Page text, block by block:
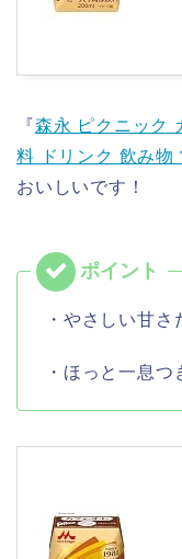
『森永 ピクニック
料 ドリンク 飲み物
おいしいです！
・やさしい甘さ
・ほっと一息つ